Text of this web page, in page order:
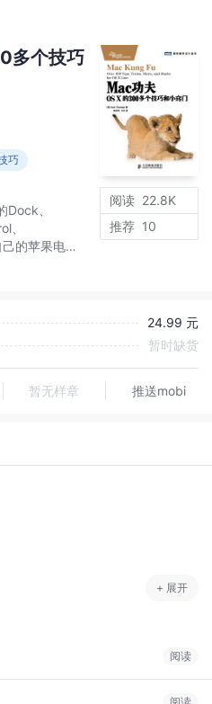
多个技巧
巧
Dock、
、
的苹果电脑
的很多小窍门
等等。
阅读 22.8K
推荐 10
24.99 元
暂时缺货
暂无样章 推送mobi
+ 展开
阅读